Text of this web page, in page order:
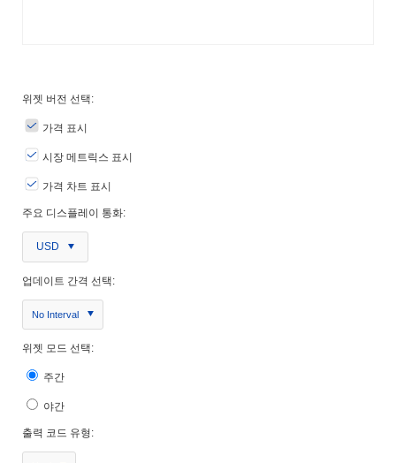
위젯 버전 선택:
가격 표시
시장 메트릭스 표시
가격 차트 표시
주요 디스플레이 통화:
USD
업데이트 간격 선택:
No Interval
위젯 모드 선택:
주간
야간
출력 코드 유형: